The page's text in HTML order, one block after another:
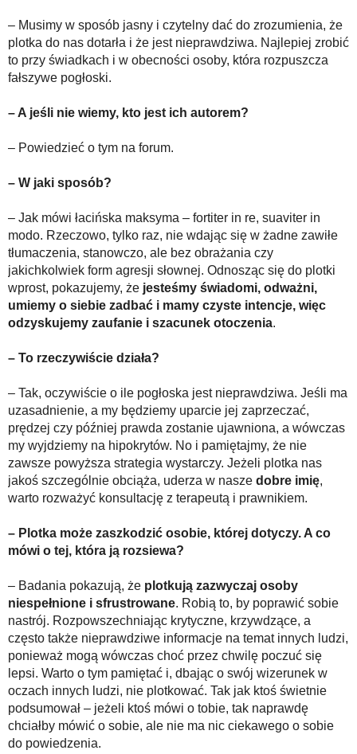
– Musimy w sposób jasny i czytelny dać do zrozumienia, że
plotka do nas dotarła i że jest nieprawdziwa. Najlepiej zrobić
to przy świadkach i w obecności osoby, która rozpuszcza
fałszywe pogłoski.
– A jeśli nie wiemy, kto jest ich autorem?
– Powiedzieć o tym na forum.
– W jaki sposób?
– Jak mówi łacińska maksyma – fortiter in re, suaviter in
modo. Rzeczowo, tylko raz, nie wdając się w żadne zawiłe
tłumaczenia, stanowczo, ale bez obrażania czy
jakichkolwiek form agresji słownej. Odnosząc się do plotki
wprost, pokazujemy, że jesteśmy świadomi, odważni,
umiemy o siebie zadbać i mamy czyste intencje, więc
odzyskujemy zaufanie i szacunek otoczenia.
– To rzeczywiście działa?
– Tak, oczywiście o ile pogłoska jest nieprawdziwa. Jeśli ma
uzasadnienie, a my będziemy uparcie jej zaprzeczać,
prędzej czy później prawda zostanie ujawniona, a wówczas
my wyjdziemy na hipokrytów. No i pamiętajmy, że nie
zawsze powyższa strategia wystarczy. Jeżeli plotka nas
jakoś szczególnie obciąża, uderza w nasze dobre imię,
warto rozważyć konsultację z terapeutą i prawnikiem.
– Plotka może zaszkodzić osobie, której dotyczy. A co
mówi o tej, która ją rozsiewa?
– Badania pokazują, że plotkują zazwyczaj osoby
niespełnione i sfrustrowane. Robią to, by poprawić sobie
nastrój. Rozpowszechniając krytyczne, krzywdzące, a
często także nieprawdziwe informacje na temat innych ludzi,
ponieważ mogą wówczas choć przez chwilę poczuć się
lepsi. Warto o tym pamiętać i, dbając o swój wizerunek w
oczach innych ludzi, nie plotkować. Tak jak ktoś świetnie
podsumował – jeżeli ktoś mówi o tobie, tak naprawdę
chciałby mówić o sobie, ale nie ma nic ciekawego o sobie
do powiedzenia.